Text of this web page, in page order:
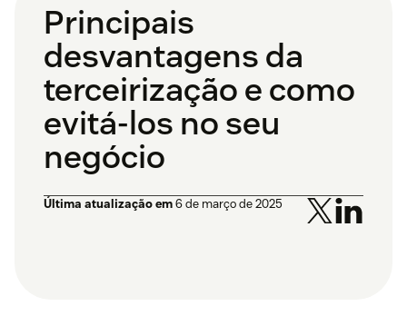
Principais
desvantagens da
terceirização e como
evitá-los no seu
negócio
Última atualização em6 de março de 2025